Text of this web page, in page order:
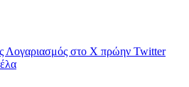
Λογαριασμός στο X πρώην Twitter